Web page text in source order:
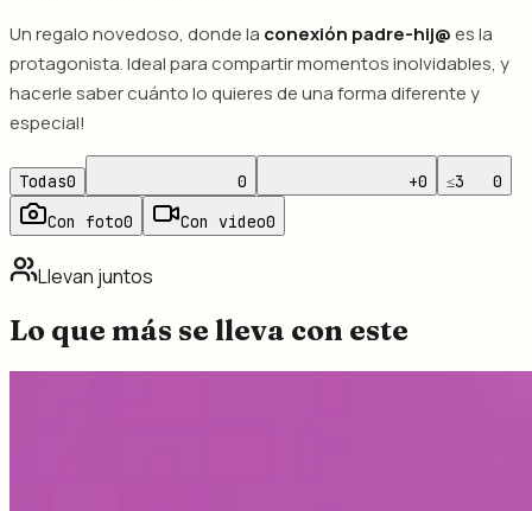
Un regalo novedoso, donde la conexión padre-hij@es la
protagonista. Ideal para compartir momentos inolvidables, y
hacerle saber cuánto lo quieres de una forma diferente y
especial!
Todas0 0 +0 ≤3
0
Con foto0 Con video0
Llevan juntos
Lo que más se lleva con este